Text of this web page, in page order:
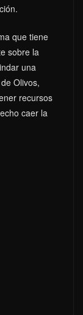
que tiene
sobre la
una
Olivos,
recursos
caer la